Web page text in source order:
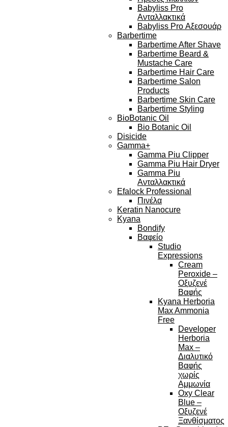
Babyliss Pro
Ανταλλακτικά
Babyliss Pro Αξεσουάρ
Barbertime
Barbertime After Shave
Barbertime Beard &
Mustache Care
Barbertime Hair Care
Barbertime Salon
Products
Barbertime Skin Care
Barbertime Styling
BioBotanic Oil
Bio Botanic Oil
Disicide
Gamma+
Gamma Piu Clipper
Gamma Piu Hair Dryer
Gamma Piu
Ανταλλακτικά
Efalock Professional
Πινέλα
Keratin Nanocure
Kyana
Bondify
Βαφείο
Studio
Expressions
Cream
Peroxide –
Οξυζενέ
Βαφής
Kyana Herboria
Max Ammonia
Free
Developer
Herboria
Max –
Διαλυτικό
Βαφής
χωρίς
Αμμωνία
Oxy Clear
Blue –
Οξυζενέ
Ξανθίσματος